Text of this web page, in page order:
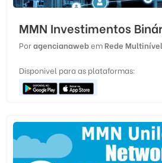
MMN Investimentos
PoragencianawebemRede
Disponivel para as plataformas: